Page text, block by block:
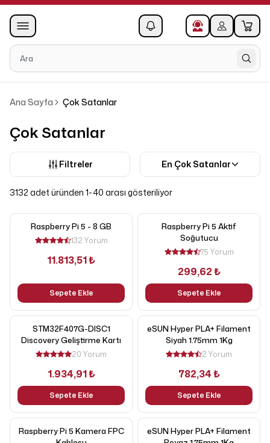
0
Ana Sayfa Çok Satanlar
Çok Satanlar
Filtreler En Çok Satanlar
3132 adet üründen 1-40 arası gösteriliyor
Raspberry Pi 5 - 8 GB
132 Yorum
11.813,51 ₺
Sepete Ekle
Raspberry Pi 5 Aktif
Soğutucu
75 Yorum
299,62 ₺
Sepete Ekle
STM32F407G-DISC1
Discovery Geliştirme Kartı
20 Yorum
1.934,91 ₺
Sepete Ekle
eSUN Hyper PLA+ Filament
Siyah 1.75mm 1Kg
2 Yorum
782,34 ₺
Sepete Ekle
Raspberry Pi 5 Kamera FPC
eSUN Hyper PLA+ Filament